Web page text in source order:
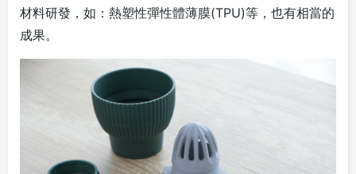
材料研發，如：熱塑性彈性體薄膜(TPU)等，也有相當的
成果。